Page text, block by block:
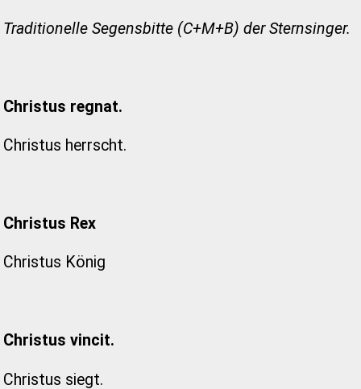
Traditionelle Segensbitte (C+M+B) der Sternsinger.
Christus regnat.
Christus herrscht.
Christus Rex
Christus König
Christus vincit.
Christus siegt.